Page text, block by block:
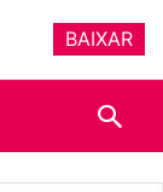
BAIXAR